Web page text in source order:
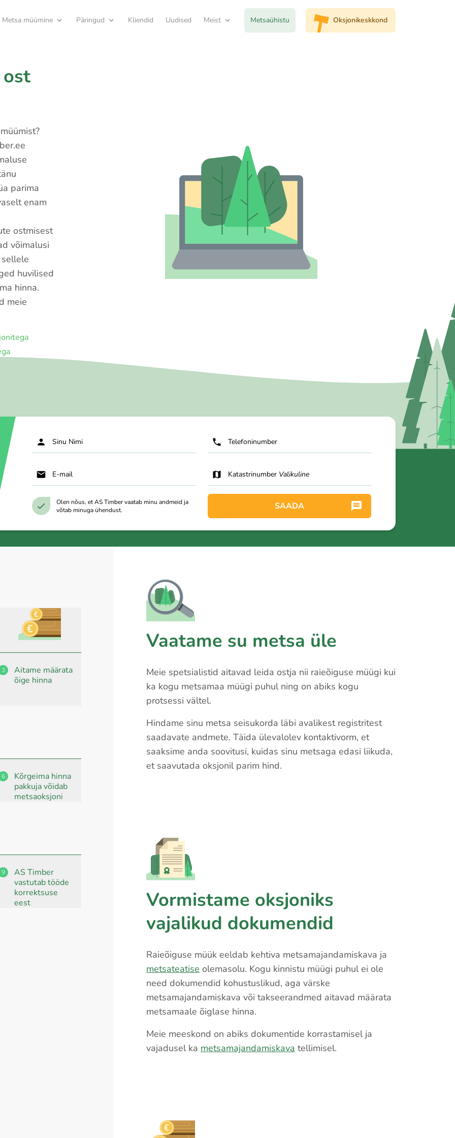
Metsa müümine Päringud Kliendid Uudised Meist Metsaühistu Oksjonikeskkond
parima
enam
ostmisest
võimalusi
huvilised
hinna.
meie
Sinu Nimi Telefoninumber
E-mail Katastrinumber Valikuline
Olen nõus, et AS Timber vaatab minu andmeid ja
võtab minuga ühendust.
SAADA
3
Aitame määrata
õige hinna
6
Kõrgeima hinna
pakkuja võidab
metsaoksjoni
9
AS Timber
vastutab tööde
korrektsuse
eest
Vaatame su metsa üle
Meie spetsialistid aitavad leida ostja nii raieõiguse müügi kui
ka kogu metsamaa müügi puhul ning on abiks kogu
protsessi vältel.
Hindame sinu metsa seisukorda läbi avalikest registritest
saadavate andmete. Täida ülevalolev kontaktivorm, et
saaksime anda soovitusi, kuidas sinu metsaga edasi liikuda,
et saavutada oksjonil parim hind.
Vormistame oksjoniks
vajalikud dokumendid
Raieõiguse müük eeldab kehtiva metsamajandamiskava ja
metsateatise olemasolu. Kogu kinnistu müügi puhul ei ole
need dokumendid kohustuslikud, aga värske
metsamajandamiskava või takseerandmed aitavad määrata
metsamaale õiglase hinna.
Meie meeskond on abiks dokumentide korrastamisel ja
vajadusel ka metsamajandamiskava tellimisel.